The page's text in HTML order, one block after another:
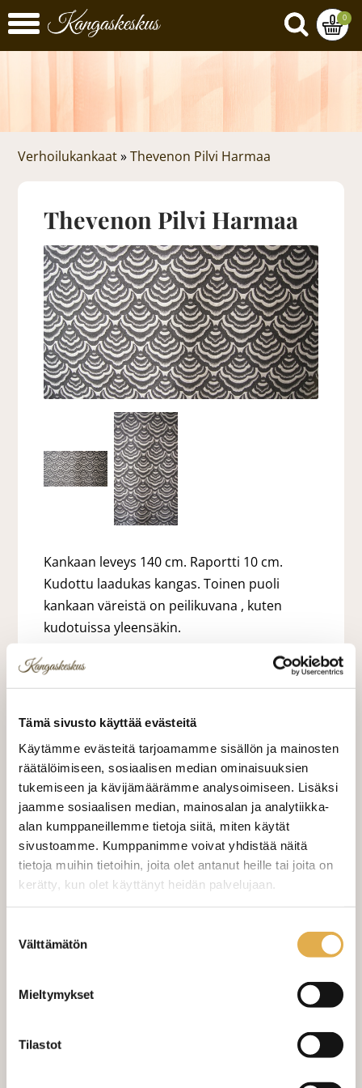
Tämä sivusto käyttää evästeitä
Käytämme evästeitä tarjoamamme sisällön ja mainosten
räätälöimiseen, sosiaalisen median ominaisuuksien
tukemiseen ja kävijämäärämme analysoimiseen. Lisäksi
jaamme sosiaalisen median, mainosalan ja analytiikka-
alan kumppaneillemme tietoja siitä, miten käytät
sivustoamme. Kumppanimme voivat yhdistää näitä
tietoja muihin tietoihin, joita olet antanut heille tai joita on
kerätty, kun olet käyttänyt heidän palvelujaan.
valinta
Välttämätön
Mieltymykset
Tilastot
0
Verhoilukankaat »Thevenon Pilvi Harmaa
Thevenon Pilvi Harmaa
Kankaan leveys 140 cm. Raportti 10 cm.
Kudottu laadukas kangas. Toinen puoli
kankaan väreistä on peilikuvana , kuten
kudotuissa yleensäkin.
28,00 €
VALITSE KANKAAN PITUUS
LISÄÄ OSTOSKORIIN
Tilaa näytepala kankaasta
Näytepalan hinta 1,50 €. Koko n. 10x10 cm.